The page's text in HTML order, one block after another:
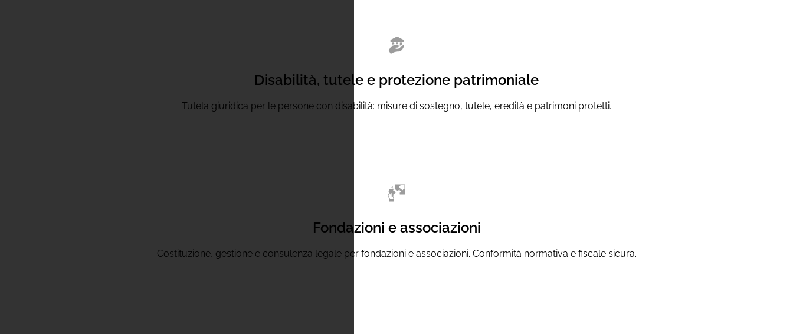
Disabilità, tutele e protezione patrimoniale
Tutela giuridica per le persone con disabilità: misure di sostegno, tutele, eredità e patrimoni protetti.
Fondazioni e associazioni
Costituzione, gestione e consulenza legale per fondazioni e associazioni. Conformità normativa e fiscale sicura.